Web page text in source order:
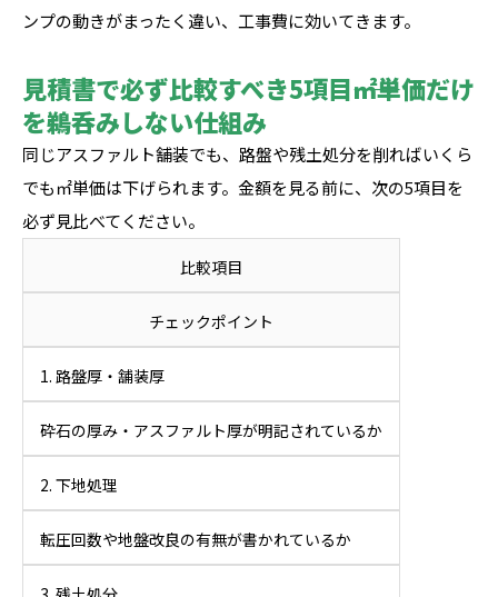
ンプの動きがまったく違い、工事費に効いてきます。
見積書で必ず比較すべき5項目――㎡単価だけ
を鵜呑みしない仕組み
同じアスファルト舗装でも、路盤や残土処分を削ればいくら
でも㎡単価は下げられます。金額を見る前に、次の5項目を
必ず見比べてください。
比較項目
チェックポイント
1. 路盤厚・舗装厚
砕石の厚み・アスファルト厚が明記されているか
2. 下地処理
転圧回数や地盤改良の有無が書かれているか